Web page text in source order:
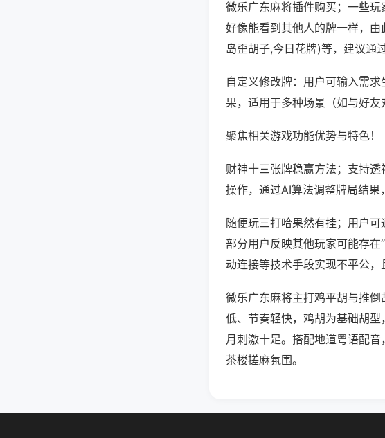
微乐广东麻将插件购买；一些
好像能看到其他人的牌一样，
岛歪胡子,今日花牌)等，建议通
自定义修改牌：用户可输入需
果，适用于多种场景（如与好友
聚焦相关游戏功能优势与特色！
财神十三张牌稳赢方法；支持
操作，通过AI算法调整牌局结果
随便玩三打哈果然有挂；用户可
部分用户反映其他玩家可能存在
动连接等技术手段实现不平公，
微乐广东麻将主打鸡平胡与推
低、节奏轻快，鸡胡为基础胡
月刺激十足。搭配地道粤语配
茶楼搓麻氛围。